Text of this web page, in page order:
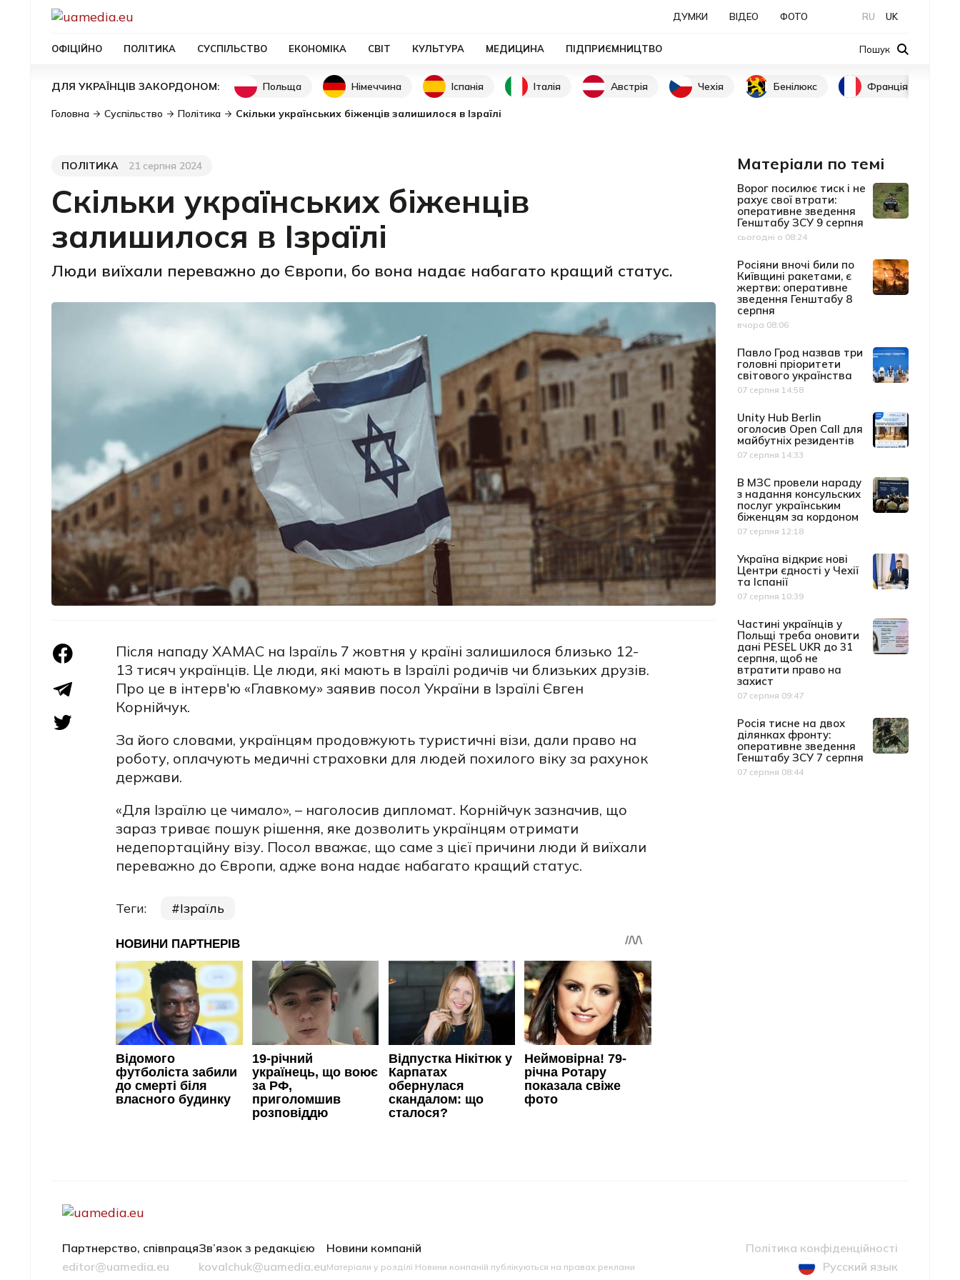
ДУМКИ ВІДЕО ФОТО
ОФІЦІЙНО ПОЛІТИКА СУСПІЛЬСТВО ЕКОНОМІКА СВІТ КУЛЬТУРА МЕДИЦИНА ПІДПРИЄМНИЦТВО
RU UK
Пошук
ДЛЯ УКРАЇНЦІВ ЗАКОРДОНОМ: Польща Німеччина Іспанія Італія Австрія Чехія Бенілюкс Франція
Головна Суспільство Політика Скільки українських біженців залишилося в Ізраїлі
Категорія
ПОЛІТИКА
Дата публікації21 серпня 2024
Скільки українських біженців
залишилося в Ізраїлі
Люди виїхали переважно до Європи, бо вона надає набагато кращий статус.
Після нападу ХАМАС на Ізраїль 7 жовтня у країні залишилося близько 12-
13 тисяч українців. Це люди, які мають в Ізраїлі родичів чи близьких друзів.
Про це в інтерв'ю «Главкому» заявив посол України в Ізраїлі Євген
Корнійчук.
За його словами, українцям продовжують туристичні візи, дали право на
роботу, оплачують медичні страховки для людей похилого віку за рахунок
держави.
«Для Ізраїлю це чимало», – наголосив дипломат. Корнійчук зазначив, що
зараз триває пошук рішення, яке дозволить українцям отримати
недепортаційну візу. Посол вважає, що саме з цієї причини люди й виїхали
переважно до Європи, адже вона надає набагато кращий статус.
Теги: Ізраїль
Матеріали по темі
Ворог посилює тиск і не
рахує свої втрати:
оперативне зведення
Генштабу ЗСУ 9 серпня
Дата публікації
сьогодні о 08:24
Росіяни вночі били по
Київщині ракетами, є
жертви: оперативне
зведення Генштабу 8
серпня
Дата публікації
вчора 08:06
Павло Грод назвав три
головні пріоритети
світового українства
Дата публікації
07 серпня 14:58
Unity Hub Berlin
оголосив Open Call для
майбутніх резидентів
Дата публікації
07 серпня 14:33
В МЗС провели нараду
з надання консульских
послуг українським
біженцям за кордоном
Дата публікації
07 серпня 12:18
Україна відкриє нові
Центри єдності у Чехії
та Іспанії
Дата публікації
07 серпня 10:39
Частині українців у
Польщі треба оновити
дані PESEL UKR до 31
серпня, щоб не
втратити право на
захист
Дата публікації
07 серпня 09:47
Росія тисне на двох
ділянках фронту:
оперативне зведення
Генштабу ЗСУ 7 серпня
Дата публікації
07 серпня 08:44
Партнерство, співпраця
editor@uamedia.eu
Зв’язок з редакцією
kovalchuk@uamedia.eu
Новини компаній
Матеріали у розділі Новини компаній публікуються на правах реклами
Політика конфіденційності
Русский язык